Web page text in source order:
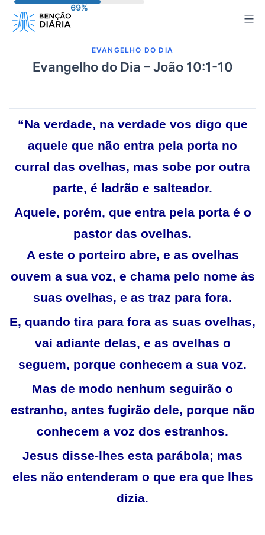
para
conteúdo
EVANGELHO DO DIA
Evangelho do Dia – João 10:1-10
“Na verdade, na verdade vos digo que
aquele que não entra pela porta no
curral das ovelhas, mas sobe por outra
parte, é ladrão e salteador.
Aquele, porém, que entra pela porta é o
pastor das ovelhas.
A este o porteiro abre, e as ovelhas
ouvem a sua voz, e chama pelo nome às
suas ovelhas, e as traz para fora.
E, quando tira para fora as suas ovelhas,
vai adiante delas, e as ovelhas o
seguem, porque conhecem a sua voz.
Mas de modo nenhum seguirão o
estranho, antes fugirão dele, porque não
conhecem a voz dos estranhos.
Jesus disse-lhes esta parábola; mas
eles não entenderam o que era que lhes
dizia.